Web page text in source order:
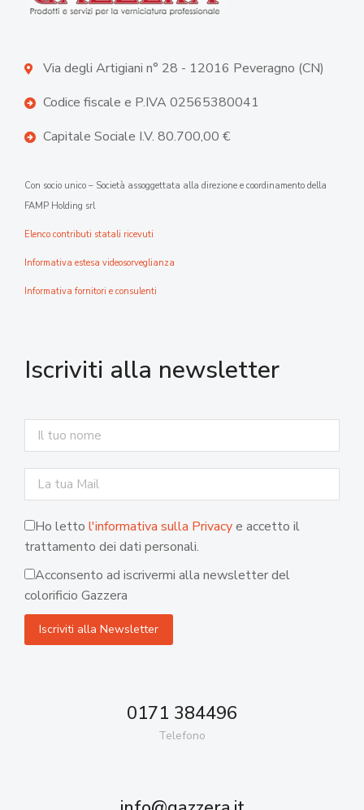
Via degli Artigiani n° 28 - 12016 Peveragno (CN)
Codice fiscale e P.IVA 02565380041
Capitale Sociale I.V. 80.700,00 €
Con socio unico – Società assoggettata alla direzione e coordinamento della
FAMP Holding srl
Elenco contributi statali ricevuti
Informativa estesa videosorveglianza
Informativa fornitori e consulenti
Iscriviti alla newsletter
Ho letto l'informativa sulla Privacye accetto il
trattamento dei dati personali.
Acconsento ad iscrivermi alla newsletter del
colorificio Gazzera
0171 384496
Telefono